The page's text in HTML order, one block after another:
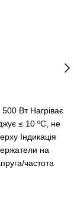
Вт Нагріває
≤ 10 ºС, не
Індикація
на
частота